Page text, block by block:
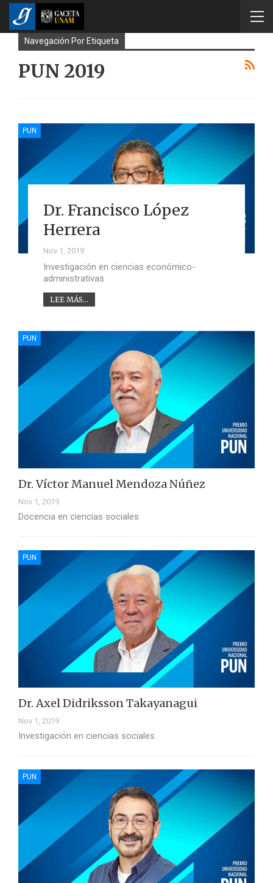
Navegación Por Etiqueta
PUN 2019
PUN
Dr. Francisco López
Herrera
Nov 1, 2019
Investigación en ciencias económico-
administrativas
LEE MÁS...
PUN
Dr. Víctor Manuel Mendoza Núñez
Nov 1, 2019
Docencia en ciencias sociales
PUN
Dr. Axel Didriksson Takayanagui
Nov 1, 2019
Investigación en ciencias sociales
PUN